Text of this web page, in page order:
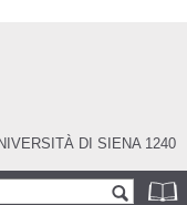
DI SIENA 1240
di ricerca